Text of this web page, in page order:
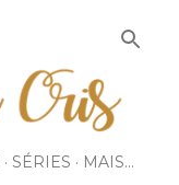
SÉRIES MAIS…